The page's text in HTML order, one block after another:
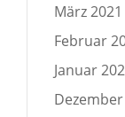
März 2021
Februar
Januar